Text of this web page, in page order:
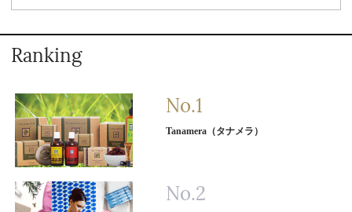
Ranking
Tanamera（タナメラ）